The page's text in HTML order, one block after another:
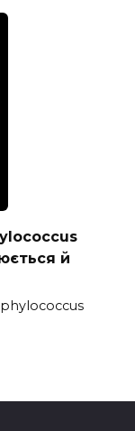
й